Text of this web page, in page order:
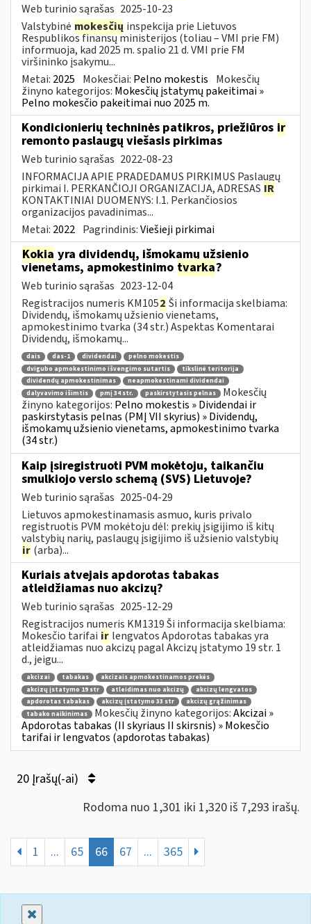
Web turinio sąrašas 2025-10-23
Valstybinė mokesčių inspekcija prie Lietuvos
Respublikos finansų ministerijos (toliau – VMI prie FM)
informuoja, kad 2025 m. spalio 21 d. VMI prie FM
viršininko įsakymu...
Metai: 2025 Mokesčiai: Pelno mokestis Mokesčių
žinyno kategorijos: Mokesčių įstatymų pakeitimai »
Pelno mokesčio pakeitimai nuo 2025 m.
Kondicionierių techninės patikros, priežiūros ir
remonto paslaugų viešasis pirkimas
Web turinio sąrašas 2022-08-23
INFORMACIJA APIE PRADEDAMUS PIRKIMUS Paslaugų
pirkimai I. PERKANČIOJI ORGANIZACIJA, ADRESAS IR
KONTAKTINIAI DUOMENYS: I.1. Perkančiosios
organizacijos pavadinimas...
Metai: 2022 Pagrindinis:Viešieji pirkimai
Kokia yra dividendų, išmokamų užsienio
vienetams, apmokestinimo tvarka?
Web turinio sąrašas 2023-12-04
Registracijos numeris KM1052 Ši informacija skelbiama:
Dividendų, išmokamų užsienio vienetams,
apmokestinimo tvarka (34 str.) Aspektas Komentarai
Dividendų, išmokamų...
dais das-1 dividendai
pelno mokestis
dvigubo apmokestinimo išvengimo sutartis
tikslinė teritorija
dividendų apmokestinimas
neapmokestinami dividendai
dalyvavimo išimtis
pmį 34 str. paskirstytasis pelnas
Mokesčių
žinyno kategorijos: Pelno mokestis » Dividendai ir
paskirstytasis pelnas (PMĮ VII skyrius) » Dividendų,
išmokamų užsienio vienetams, apmokestinimo tvarka
(34 str.)
Kaip įsiregistruoti PVM mokėtoju, taikančiu
smulkiojo verslo schemą (SVS) Lietuvoje?
Web turinio sąrašas 2025-04-29
Lietuvos apmokestinamasis asmuo, kuris privalo
registruotis PVM mokėtoju dėl: prekių įsigijimo iš kitų
valstybių narių, paslaugų įsigijimo iš užsienio valstybių
ir (arba)...
Kuriais atvejais apdorotas tabakas
atleidžiamas nuo akcizų?
Web turinio sąrašas 2025-12-29
Registracijos numeris KM1319 Ši informacija skelbiama:
Mokesčio tarifai ir lengvatos Apdorotas tabakas yra
atleidžiamas nuo akcizų pagal Akcizų įstatymo 19 str. 1
d., jeigu...
akcizai tabakas
akcizais apmokestinamos prekės
akcizų įstatymo 19 str
atleidimas nuo akcizų
akcizų lengvatos
apdorotas tabakas
akcizų įstatymo 33 str
akcizų grąžinimas
tabako naikinimas
Mokesčių žinyno kategorijos:Akcizai »
Apdorotas tabakas (II skyriaus II skirsnis) » Mokesčio
tarifai ir lengvatos (apdorotas tabakas)
20 Įrašų(-ai)
Rodoma nuo 1,301 iki 1,320 iš 7,293 irašų.
1 ... 65 66 67 ... 365